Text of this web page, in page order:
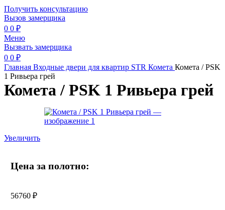
Получить консультацию
Вызов замерщика
0 0 ₽
Меню
Вызвать замерщика
0 0 ₽
Главная Входные двери для квартир STR Комета Комета / PSK
1 Ривьера грей
Комета / PSK 1 Ривьера грей
Увеличить
Цена за полотно:
56760₽